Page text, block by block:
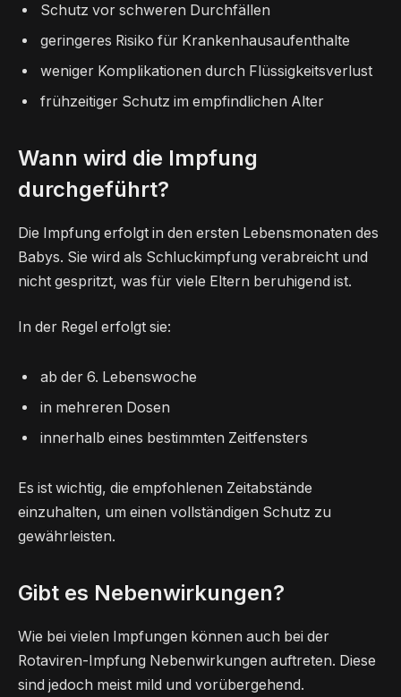
Schutz vor schweren Durchfällen
geringeres Risiko für Krankenhausaufenthalte
weniger Komplikationen durch Flüssigkeitsverlust
frühzeitiger Schutz im empfindlichen Alter
Wann wird die Impfung
durchgeführt?
Die Impfung erfolgt in den ersten Lebensmonaten des
Babys. Sie wird als Schluckimpfung verabreicht und
nicht gespritzt, was für viele Eltern beruhigend ist.
In der Regel erfolgt sie:
ab der 6. Lebenswoche
in mehreren Dosen
innerhalb eines bestimmten Zeitfensters
Es ist wichtig, die empfohlenen Zeitabstände
einzuhalten, um einen vollständigen Schutz zu
gewährleisten.
Gibt es Nebenwirkungen?
Wie bei vielen Impfungen können auch bei der
Rotaviren-Impfung Nebenwirkungen auftreten. Diese
sind jedoch meist mild und vorübergehend.